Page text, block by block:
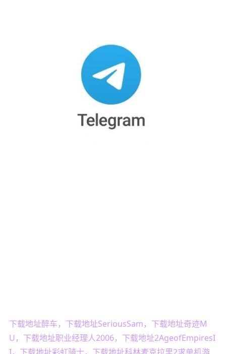
下载地址醉车，下载地址SeriousSam，下载地址奇迹M
U，下载地址职业经理人2006，下载地址2AgeofEmpiresI